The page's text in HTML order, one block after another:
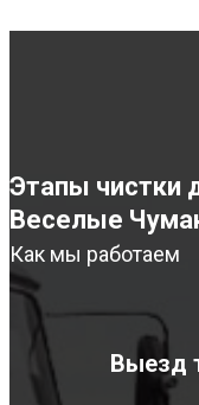
Этапы чистки
Веселые
Как мы работаем
Выезд